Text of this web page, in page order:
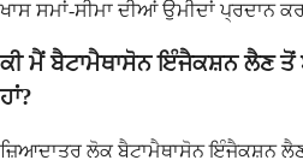
ਖਾਸ ਸਮਾਂ-ਸੀਮਾ ਦੀਆਂ ਉਮੀਦਾਂ ਪ੍ਰਦਾਨ
ਕੀ ਮੈਂ ਬੈਟਾਮੈਥਾਸੋਨ ਇੰਜੈਕਸ਼ਨ ਲੈਣ ਤੋਂ
ਹਾਂ?
ਜ਼ਿਆਦਾਤਰ ਲੋਕ ਬੈਟਾਮੈਥਾਸੋਨ ਇੰਜੈਕਸ਼ਨ